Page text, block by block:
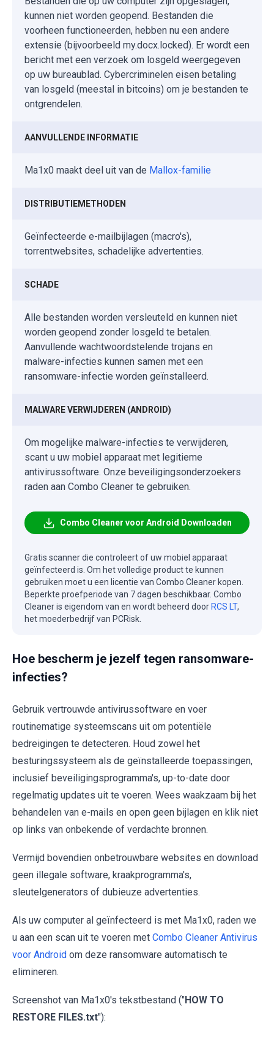
kunnen niet worden geopend. Bestanden die
voorheen functioneerden, hebben nu een andere
extensie (bijvoorbeeld my.docx.locked). Er wordt een
bericht met een verzoek om losgeld weergegeven
op uw bureaublad. Cybercriminelen eisen betaling
van losgeld (meestal in bitcoins) om je bestanden te
ontgrendelen.
AANVULLENDE INFORMATIE
Ma1x0 maakt deel uit van de Mallox-familie
DISTRIBUTIEMETHODEN
Geïnfecteerde e-mailbijlagen (macro's),
torrentwebsites, schadelijke advertenties.
SCHADE
Alle bestanden worden versleuteld en kunnen niet
worden geopend zonder losgeld te betalen.
Aanvullende wachtwoordstelende trojans en
malware-infecties kunnen samen met een
ransomware-infectie worden geïnstalleerd.
MALWARE VERWIJDEREN (ANDROID)
Om mogelijke malware-infecties te verwijderen,
scant u uw mobiel apparaat met legitieme
antivirussoftware. Onze beveiligingsonderzoekers
raden aan Combo Cleaner te gebruiken.
Combo Cleaner voor Android Downloaden
Gratis scanner die controleert of uw mobiel apparaat
geïnfecteerd is. Om het volledige product te kunnen
gebruiken moet u een licentie van Combo Cleaner kopen.
Beperkte proefperiode van 7 dagen beschikbaar. Combo
Cleaner is eigendom van en wordt beheerd door RCS LT,
het moederbedrijf van PCRisk.
Hoe bescherm je jezelf tegen ransomware-
infecties?
Gebruik vertrouwde antivirussoftware en voer
routinematige systeemscans uit om potentiële
bedreigingen te detecteren. Houd zowel het
besturingssysteem als de geïnstalleerde toepassingen,
inclusief beveiligingsprogramma's, up-to-date door
regelmatig updates uit te voeren. Wees waakzaam bij het
behandelen van e-mails en open geen bijlagen en klik niet
op links van onbekende of verdachte bronnen.
Vermijd bovendien onbetrouwbare websites en download
geen illegale software, kraakprogramma's,
sleutelgenerators of dubieuze advertenties.
Als uw computer al geïnfecteerd is met Ma1x0, raden we
u aan een scan uit te voeren met Combo Cleaner Antivirus
voor Android om deze ransomware automatisch te
elimineren.
Screenshot van Ma1x0's tekstbestand ("HOW TO
RESTORE FILES.txt"):